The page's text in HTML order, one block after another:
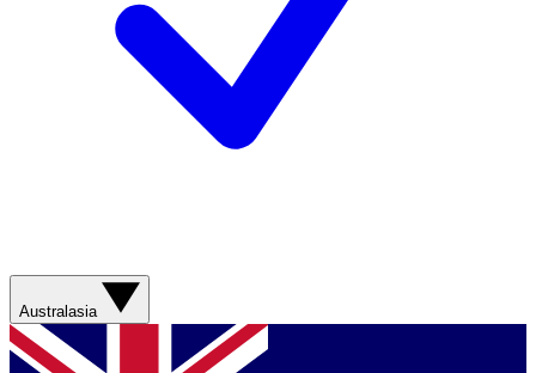
Australasia